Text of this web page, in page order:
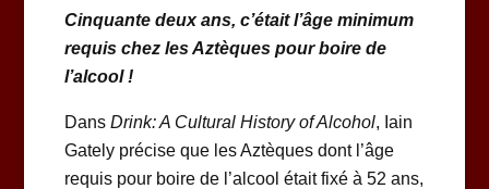
Cinquante deux ans, c’était l’âge minimum
requis chez les Aztèques pour boire de
l’alcool !
Dans Drink: A Cultural History of Alcohol, Iain
Gately précise que les Aztèques dont l’âge
requis pour boire de l’alcool était fixé à 52 ans,